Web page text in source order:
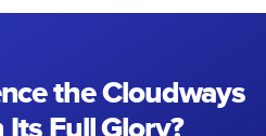
the Cloudways